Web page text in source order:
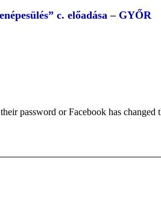
c. előadása – GYŐR
password or Facebook has changed